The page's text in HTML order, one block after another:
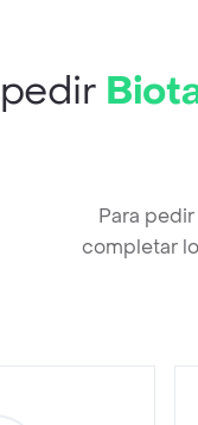
Para
completar